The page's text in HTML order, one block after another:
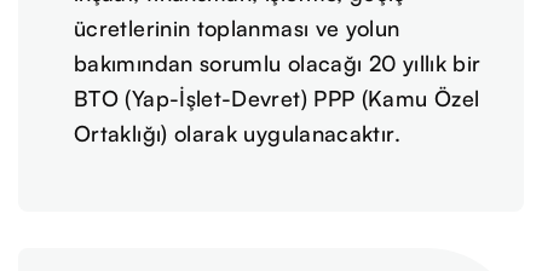
ücretlerinin toplanması ve yolun
bakımından sorumlu olacağı 20 yıllık bir
BTO (Yap-İşlet-Devret) PPP (Kamu Özel
Ortaklığı) olarak uygulanacaktır.